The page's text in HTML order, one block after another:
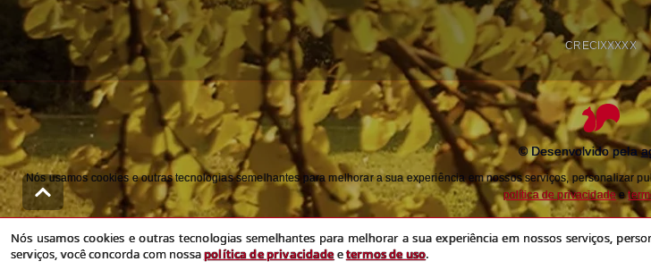
CRECI XXXXX
© Desenvolvido pela
Nós usamos cookies e outras tecnologias semelhantes para melhorar a sua experiência em nossos serviços, personalizar
política de privacidadee
Nós usamos cookies e outras tecnologias semelhantes para melhorar a sua experiência em nossos serviços,
serviços, você concorda com nossapolítica de privacidadeetermos de uso.